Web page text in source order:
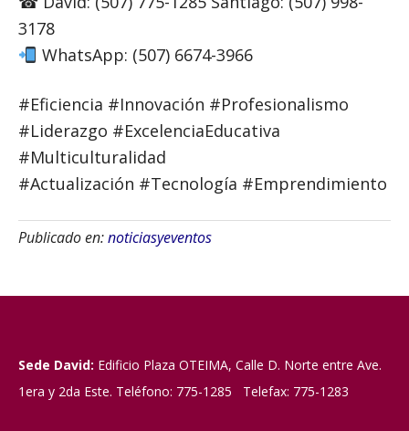
3178⠀
WhatsApp: (507) 6674-3966
#Eficiencia #Innovación #Profesionalismo
#Liderazgo #ExcelenciaEducativa
#Multiculturalidad
#Actualización #Tecnología #Emprendimiento
Publicado en:noticiasyeventos
Sede David: Edificio Plaza OTEIMA, Calle D. Norte entre Ave.
1era y 2da Este. Teléfono: 775-1285 Telefax: 775-1283